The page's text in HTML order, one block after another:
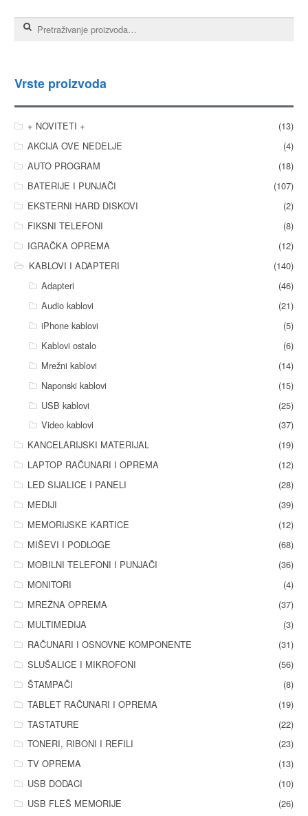
Pretraga za:
Vrste proizvoda
+ NOVITETI +
(13)
AKCIJA OVE NEDELJE
(4)
AUTO PROGRAM
(18)
BATERIJE I PUNJAČI
(107)
EKSTERNI HARD DISKOVI
(2)
FIKSNI TELEFONI
(8)
IGRAČKA OPREMA
(12)
KABLOVI I ADAPTERI
(140)
Adapteri
(46)
Audio kablovi
(21)
iPhone kablovi
(5)
Kablovi ostalo
(6)
Mrežni kablovi
(14)
Naponski kablovi
(15)
USB kablovi
(25)
Video kablovi
(37)
KANCELARIJSKI MATERIJAL
(19)
LAPTOP RAČUNARI I OPREMA
(12)
LED SIJALICE I PANELI
(28)
MEDIJI
(39)
MEMORIJSKE KARTICE
(12)
MIŠEVI I PODLOGE
(68)
MOBILNI TELEFONI I PUNJAČI
(36)
MONITORI
(4)
MREŽNA OPREMA
(37)
MULTIMEDIJA
(3)
RAČUNARI I OSNOVNE KOMPONENTE
(31)
SLUŠALICE I MIKROFONI
(56)
ŠTAMPAČI
(8)
TABLET RAČUNARI I OPREMA
(19)
TASTATURE
(22)
TONERI, RIBONI I REFILI
(23)
TV OPREMA
(13)
USB DODACI
(10)
USB FLEŠ MEMORIJE
(26)